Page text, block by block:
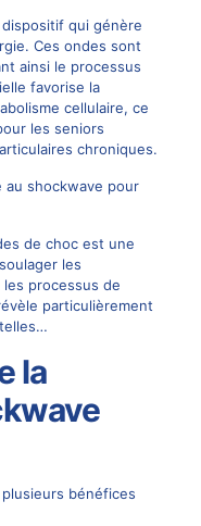
qui génère
Ces ondes sont
ainsi le processus
favorise la
cellulaire, ce
les seniors
chroniques.
au shockwave pour
de choc est une
les
processus de
particulièrement
la
bénéfices